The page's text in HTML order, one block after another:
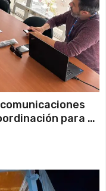
para el